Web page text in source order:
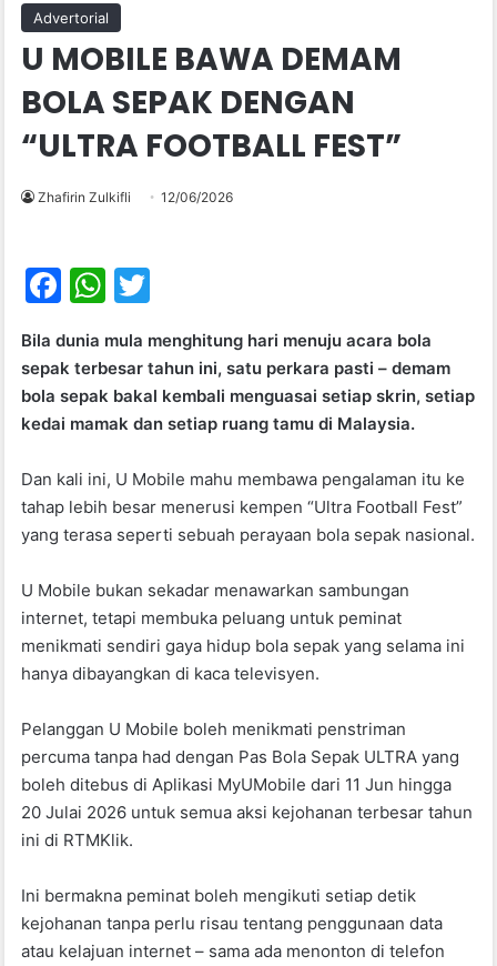
Advertorial
U MOBILE BAWA DEMAM
BOLA SEPAK DENGAN
“ULTRA FOOTBALL FEST”
Zhafirin Zulkifli 12/06/2026
F
c
e
b
o
o
k
W
at
s
A
p
p
itt
er
Bila dunia mula menghitung hari menuju acara bola
sepak terbesar tahun ini, satu perkara pasti – demam
bola sepak bakal kembali menguasai setiap skrin, setiap
kedai mamak dan setiap ruang tamu di Malaysia.
Dan kali ini, U Mobile mahu membawa pengalaman itu ke
tahap lebih besar menerusi kempen “Ultra Football Fest”
yang terasa seperti sebuah perayaan bola sepak nasional.
U Mobile bukan sekadar menawarkan sambungan
internet, tetapi membuka peluang untuk peminat
menikmati sendiri gaya hidup bola sepak yang selama ini
hanya dibayangkan di kaca televisyen.
Pelanggan U Mobile boleh menikmati penstriman
percuma tanpa had dengan Pas Bola Sepak ULTRA yang
boleh ditebus di Aplikasi MyUMobile dari 11 Jun hingga
20 Julai 2026 untuk semua aksi kejohanan terbesar tahun
ini di RTMKlik.
Ini bermakna peminat boleh mengikuti setiap detik
kejohanan tanpa perlu risau tentang penggunaan data
atau kelajuan internet – sama ada menonton di telefon